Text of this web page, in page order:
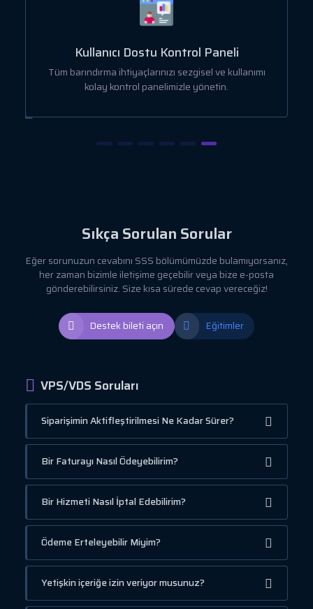
Kullanıcı Dostu Kontrol Paneli
Tüm barındırma ihtiyaçlarınızı sezgisel ve kullanımı
kolay kontrol panelimizle yönetin.
Sıkça Sorulan Sorular
Eğer sorunuzun cevabını SSS bölümümüzde bulamıyorsanız,
her zaman bizimle iletişime geçebilir veya bize e-posta
gönderebilirsiniz. Size kısa sürede cevap vereceğiz!
Destek bileti açın Eğitimler
VPS/VDS Soruları
Siparişimin Aktifleştirilmesi Ne Kadar Sürer?
Bir Faturayı Nasıl Ödeyebilirim?
Bir Hizmeti Nasıl İptal Edebilirim?
Ödeme Erteleyebilir Miyim?
Yetişkin içeriğe izin veriyor musunuz?